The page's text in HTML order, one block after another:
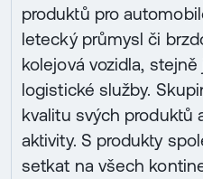
produktů pro
letecký průmysl či
kolejová vozidla,
logistické služby.
kvalitu svých produktů
aktivity. S produkty
setkat na všech